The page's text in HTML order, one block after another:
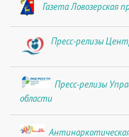
Газета Ловозерская
Пресс-релизы
Пресс-релизы
области